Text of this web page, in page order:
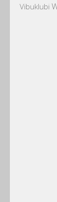
Vibuklubi